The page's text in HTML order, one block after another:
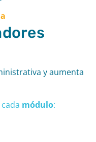
y aumenta
a módulo: